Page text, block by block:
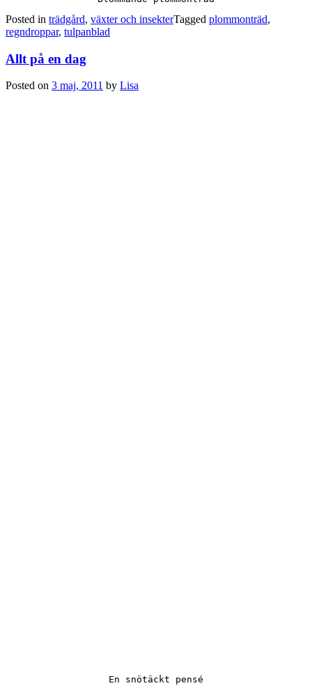
Posted in trädgård, växter och insekterTagged plommonträd,
regndroppar, tulpanblad
Allt på en dag
Posted on 3 maj, 2011 by Lisa
En snötäckt pensé